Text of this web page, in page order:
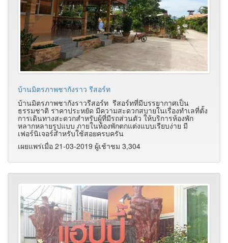
บ้านมิตรภาพชากังราว รีสอร์ท
บ้านมิตรภาพชากังราวรีสอร์ท รีสอร์ทที่มีบรรยากาศเป็น
ธรรมชาติ ราคาประหยัด มีความสะดวกสบายในเรื่องทำเลที่ตั้ง
การเดินทางสะดวกสำหรับผู้ที่มีรถส่วนตัว ให้บริการห้องพัก
หลากหลายรูปแบบ ภายในห้องพักตกแต่งแบบเรียบง่าย มี
เฟอร์นิเจอร์สำหรับใช้สอยครบครัน
เผยแพร่เมื่อ 21-03-2019 ผู้เช้าชม 3,304